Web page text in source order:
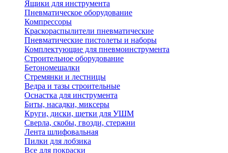
Ящики для инструмента
Пневматическое оборудование
Компрессоры
Краскораспылители пневматические
Пневматические пистолеты и наборы
Комплектующие для пневмоинструмента
Строительное оборудование
Бетономешалки
Стремянки и лестницы
Ведра и тазы строительные
Оснастка для инструмента
Биты, насадки, миксеры
Круги, диски, щетки для УШМ
Сверла, скобы, гвозди, стержни
Лента шлифовальная
Пилки для лобзика
Все для покраски